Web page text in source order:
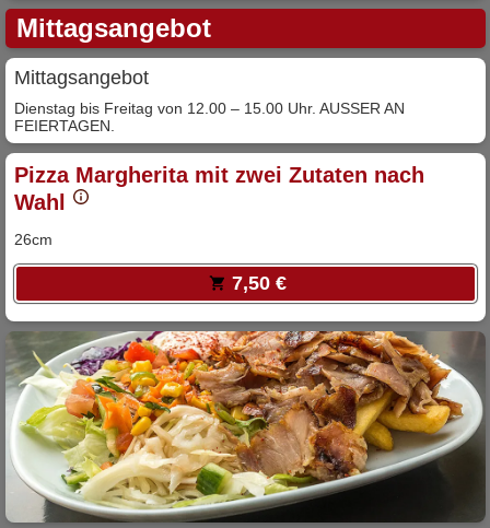
Mittagsangebot
Mittagsangebot
Dienstag bis Freitag von 12.00 – 15.00 Uhr. AUSSER AN
FEIERTAGEN.
Pizza Margherita mit zwei Zutaten nach
Wahl
26cm
7,50 €